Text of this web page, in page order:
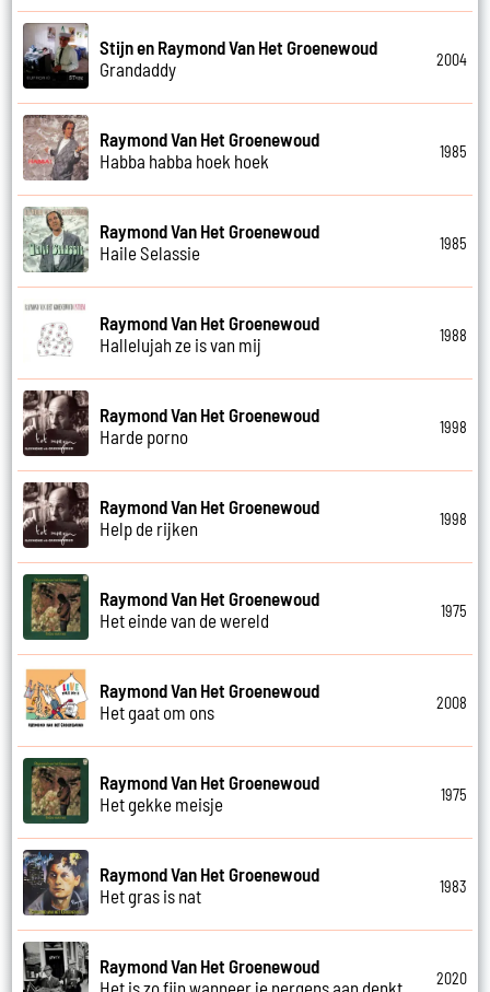
Stijn en Raymond Van Het Groenewoud
Grandaddy
2004
Raymond Van Het Groenewoud
Habba habba hoek hoek
1985
Raymond Van Het Groenewoud
Haile Selassie
1985
Raymond Van Het Groenewoud
Hallelujah ze is van mij
1988
Raymond Van Het Groenewoud
Harde porno
1998
Raymond Van Het Groenewoud
Help de rijken
1998
Raymond Van Het Groenewoud
Het einde van de wereld
1975
Raymond Van Het Groenewoud
Het gaat om ons
2008
Raymond Van Het Groenewoud
Het gekke meisje
1975
Raymond Van Het Groenewoud
Het gras is nat
1983
Raymond Van Het Groenewoud
Het is zo fijn wanneer je nergens aan denkt
2020